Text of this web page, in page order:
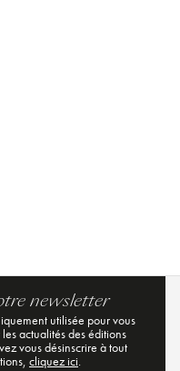
newsletter
utilisée pour vous
actualités des éditions
vous désinscrire à tout
cliquez ici.